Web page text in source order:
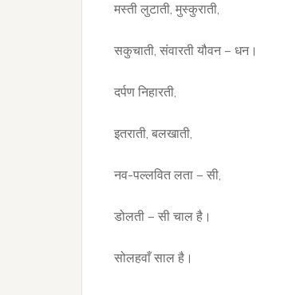
मस्ती लुटाती, मुस्कुराती,
सकुचाती, संवारती यौवन – धन।
दर्पण निहारती,
इतराती, बलखाती,
नव-पल्लवित लता – सी,
डोलती – सी चाल है।
सोलहवाँ साल है।